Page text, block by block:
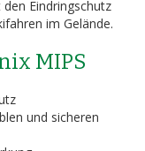
Eindringschutz
im Gelände.
MIPS
und sicheren